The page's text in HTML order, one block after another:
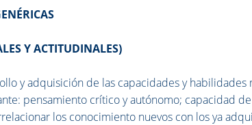
Y ACTITUDINALES)
y adquisición de las capacidades y habilidades
pensamiento crítico y autónomo; capacidad
los conocimiento nuevos con los ya